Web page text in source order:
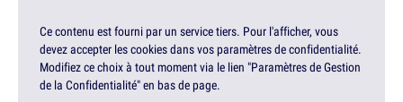
Ce contenu est fourni par un service tiers. Pour l'afficher, vous
devez accepter les cookies dans vos paramètres de confidentialité.
Modifiez ce choix à tout moment via le lien "Paramètres de Gestion
de la Confidentialité" en bas de page.